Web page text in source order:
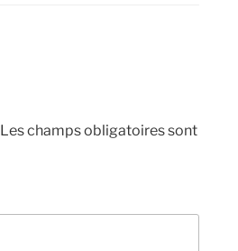
Les champs obligatoires sont